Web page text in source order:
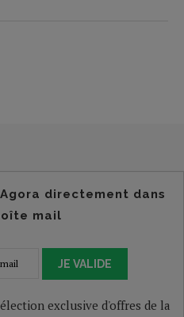
directement dans
mail
JE VALIDE
exclusive d'offres de la